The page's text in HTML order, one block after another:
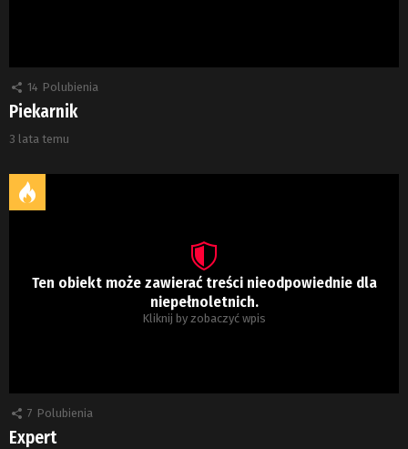
14 Polubienia
Piekarnik
3 lata temu
Ten obiekt może zawierać treści nieodpowiednie dla
niepełnoletnich.
Kliknij by zobaczyć wpis
7 Polubienia
Expert